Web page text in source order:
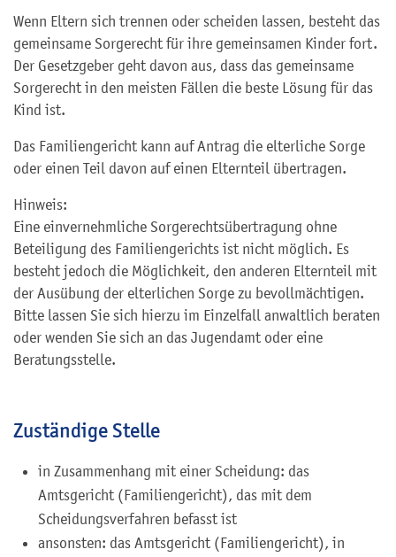
Wenn Eltern sich trennen oder scheiden lassen, besteht das
gemeinsame Sorgerecht für ihre gemeinsamen Kinder fort.
Der Gesetzgeber geht davon aus, dass das gemeinsame
Sorgerecht in den meisten Fällen die beste Lösung für das
Kind ist.
Das Familiengericht kann auf Antrag die elterliche Sorge
oder einen Teil davon auf einen Elternteil übertragen.
Hinweis:
Eine einvernehmliche Sorgerechtsübertragung ohne
Beteiligung des Familiengerichts ist nicht möglich. Es
besteht jedoch die Möglichkeit, den anderen Elternteil mit
der Ausübung der elterlichen Sorge zu bevollmächtigen.
Bitte lassen Sie sich hierzu im Einzelfall anwaltlich beraten
oder wenden Sie sich an das Jugendamt oder eine
Beratungsstelle.
Zuständige Stelle
in Zusammenhang mit einer Scheidung: das
Amtsgericht (Familiengericht), das mit dem
Scheidungsverfahren befasst ist
ansonsten: das Amtsgericht (Familiengericht), in